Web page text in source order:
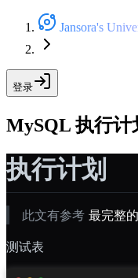
Jansora's
登录
MySQL 执行计
执行计划
此文有参考 最完整
测试表